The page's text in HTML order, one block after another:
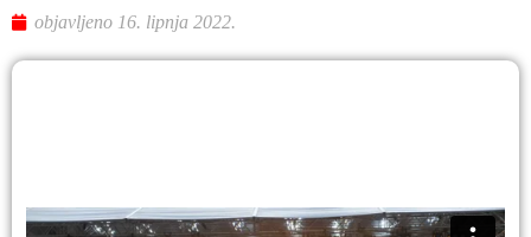
objavljeno 16. lipnja 2022.